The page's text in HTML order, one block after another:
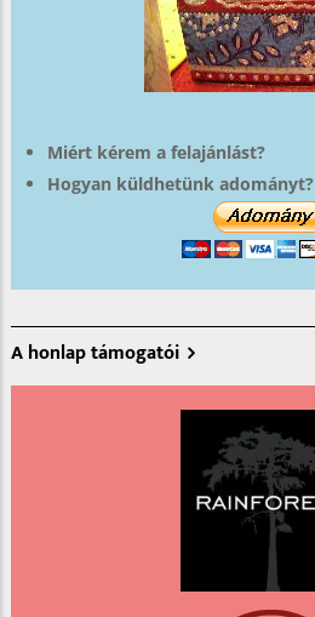
Miért kérem a felajánlást?
Hogyan küldhetünk adományt?
A honlap támogatói